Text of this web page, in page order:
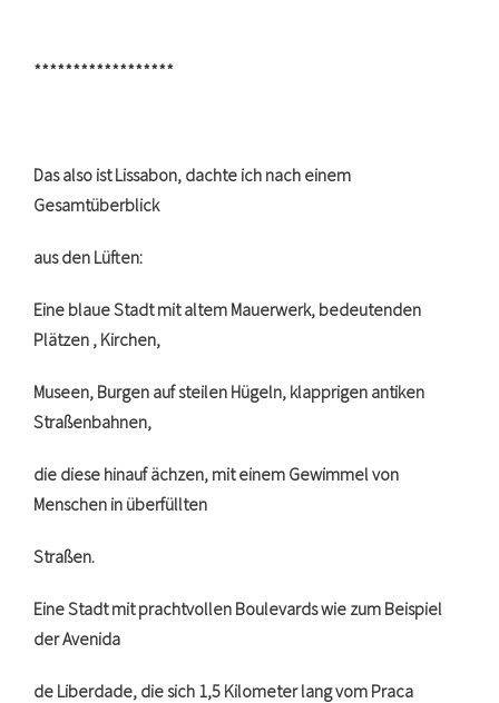
******************
Das also ist Lissabon, dachte ich nach einem
Gesamtüberblick
aus den Lüften:
Eine blaue Stadt mit altem Mauerwerk, bedeutenden
Plätzen , Kirchen,
Museen, Burgen auf steilen Hügeln, klapprigen antiken
Straßenbahnen,
die diese hinauf ächzen, mit einem Gewimmel von
Menschen in überfüllten
Straßen.
Eine Stadt mit prachtvollen Boulevards wie zum Beispiel
der Avenida
de Liberdade, die sich 1,5 Kilometer lang vom Praca